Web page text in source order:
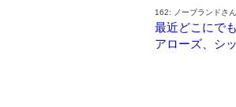
162: ノーブランドさ
最近どこにで
アローズ、シ